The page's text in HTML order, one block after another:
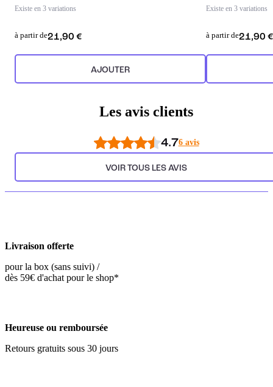
Existe en 3 variations
à partir de21,90 €
AJOUTER
Existe en 3 variations
à partir de21,90 €
Les avis clients
4.76 avis
VOIR TOUS LES AVIS
Livraison offerte
pour la box (sans suivi) /
dès 59€ d'achat pour le shop*
Heureuse ou remboursée
Retours gratuits sous 30 jours